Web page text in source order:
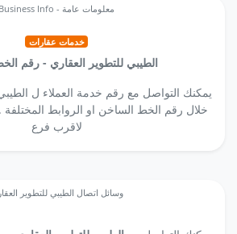
Business Info - معلومات عامة
خدمات عقارات
الطيبي للتطوير العقاري - رقم
يمكنك التواصل مع رقم خدمة العملاء ل
خلال رقم الخط الساخن او الروابط
لاقرب فرع
وسائل اتصال الطيبي للتطوير